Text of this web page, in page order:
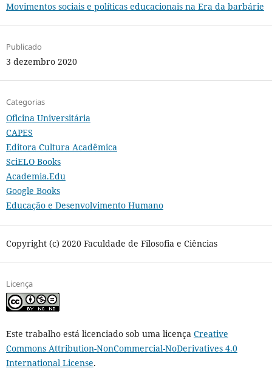
Movimentos sociais e políticas educacionais na Era da barbárie
Publicado
3 dezembro 2020
Categorias
Oficina Universitária
CAPES
Editora Cultura Acadêmica
SciELO Books
Academia.Edu
Google Books
Educação e Desenvolvimento Humano
Copyright (c) 2020 Faculdade de Filosofia e Ciências
Licença
Este trabalho está licenciado sob uma licença Creative
Commons Attribution-NonCommercial-NoDerivatives 4.0
International License.